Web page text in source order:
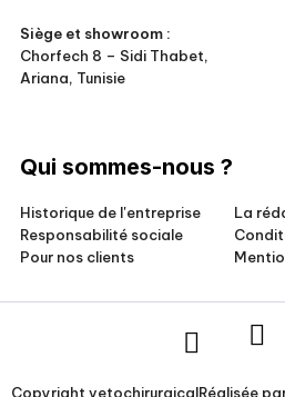
Siège et showroom :
Chorfech 8 – Sidi Thabet,
Ariana, Tunisie
Qui sommes-nous ?
Historique de l'entreprise
Responsabilité sociale
Pour nos clients
La
Copyright vetochirurgicalRéalisée